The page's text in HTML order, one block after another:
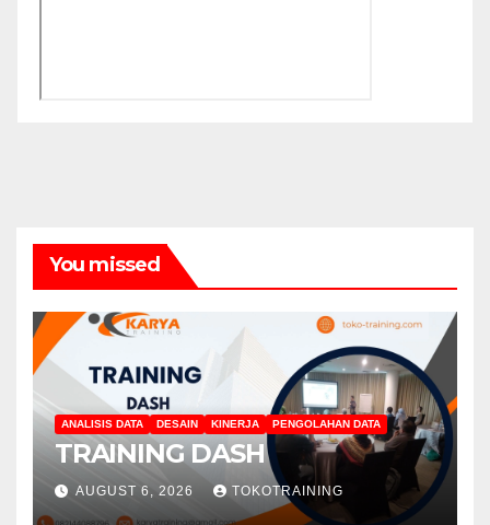
You missed
ANALISIS DATA DESAIN KINERJA PENGOLAHAN DATA
TRAINING DASH
AUGUST 6, 2026 TOKOTRAINING